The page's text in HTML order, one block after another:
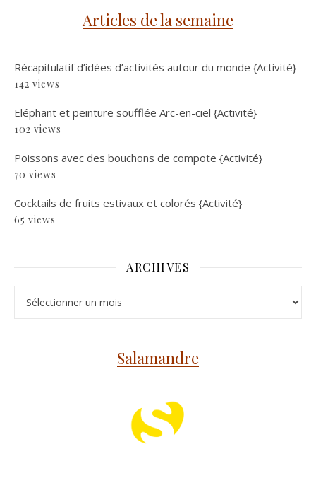
Articles de la semaine
Récapitulatif d’idées d’activités autour du monde {Activité}
142 views
Eléphant et peinture soufflée Arc-en-ciel {Activité}
102 views
Poissons avec des bouchons de compote {Activité}
70 views
Cocktails de fruits estivaux et colorés {Activité}
65 views
ARCHIVES
Salamandre